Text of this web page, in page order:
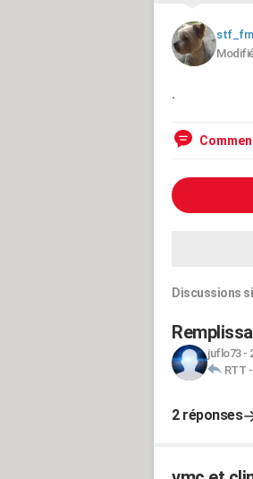
.
Discussions
juflo73-
RTT -
2 réponses